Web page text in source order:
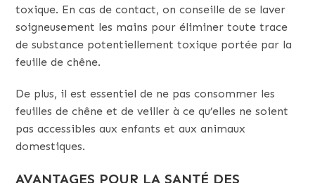
toxique. En cas de contact, on conseille de se laver
soigneusement les mains pour éliminer toute trace
de substance potentiellement toxique portée par la
feuille de chêne.
De plus, il est essentiel de ne pas consommer les
feuilles de chêne et de veiller à ce qu’elles ne soient
pas accessibles aux enfants et aux animaux
domestiques.
AVANTAGES POUR LA SANTÉ DES